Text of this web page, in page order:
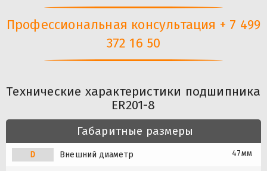
Профессиональная консультация + 7 499
372 16 50
Технические характеристики подшипника
ER201-8
Габаритные размеры
D Внешний диаметр 47мм